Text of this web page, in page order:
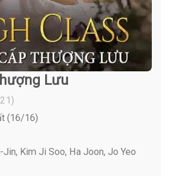
Lưu
(16/16)
Jin, Kim Ji Soo, Ha Joon, Jo Yeo